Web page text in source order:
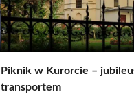
Piknik w Kurorcie –
transportem